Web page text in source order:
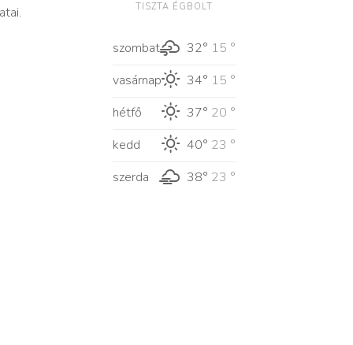
TISZTA ÉGBOLT
szombat 32° 15 °
vasárnap
34° 15 °
hétfő
37° 20 °
kedd
40° 23 °
szerda
38° 23 °